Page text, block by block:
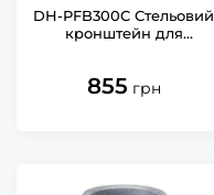
DH-PFB300C Стельовий
кронштейн для
855 грн